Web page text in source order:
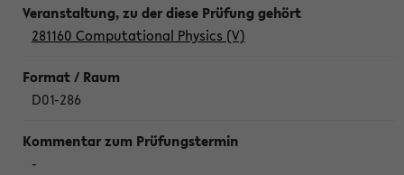
281160 Computational Physics (V)
D01-286
-